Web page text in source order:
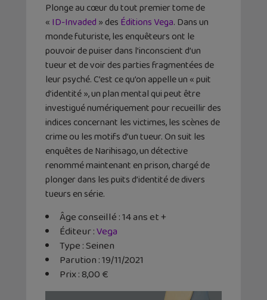
Plonge au cœur du tout premier tome de
« ID-Invaded » des Éditions Vega. Dans un
monde futuriste, les enquêteurs ont le
pouvoir de puiser dans l’inconscient d’un
tueur et de voir des parties fragmentées de
leur psyché. C’est ce qu’on appelle un « puit
d’identité », un plan mental qui peut être
investigué numériquement pour recueillir des
indices concernant les victimes, les scènes de
crime ou les motifs d’un tueur. On suit les
enquêtes de Narihisago, un détective
renommé maintenant en prison, chargé de
plonger dans les puits d’identité de divers
tueurs en série.
Âge conseillé : 14 ans et +
Éditeur :Vega
Type : Seinen
Parution : 19/11/2021
Prix : 8,00 €